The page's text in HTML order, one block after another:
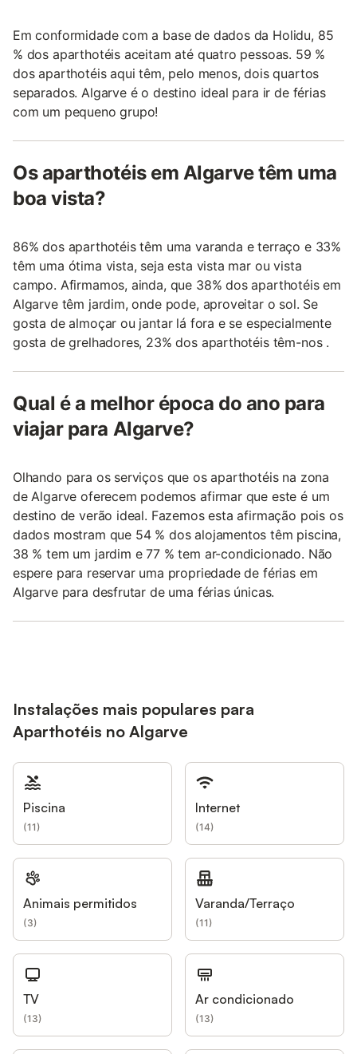
Em conformidade com a base de dados da Holidu, 85
% dos aparthotéis aceitam até quatro pessoas. 59 %
dos aparthotéis aqui têm, pelo menos, dois quartos
separados. Algarve é o destino ideal para ir de férias
com um pequeno grupo!
Os aparthotéis em Algarve têm uma
boa vista?
86% dos aparthotéis têm uma varanda e terraço e 33%
têm uma ótima vista, seja esta vista mar ou vista
campo. Afirmamos, ainda, que 38% dos aparthotéis em
Algarve têm jardim, onde pode, aproveitar o sol. Se
gosta de almoçar ou jantar lá fora e se especialmente
gosta de grelhadores, 23% dos aparthotéis têm-nos .
Qual é a melhor época do ano para
viajar para Algarve?
Olhando para os serviços que os aparthotéis na zona
de Algarve oferecem podemos afirmar que este é um
destino de verão ideal. Fazemos esta afirmação pois os
dados mostram que 54 % dos alojamentos têm piscina,
38 % tem um jardim e 77 % tem ar-condicionado. Não
espere para reservar uma propriedade de férias em
Algarve para desfrutar de uma férias únicas.
Instalações mais populares para
Aparthotéis no Algarve
Piscina
(11)
Internet
(14)
Animais permitidos
(3)
Varanda/Terraço
(11)
TV
(13)
Ar condicionado
(13)